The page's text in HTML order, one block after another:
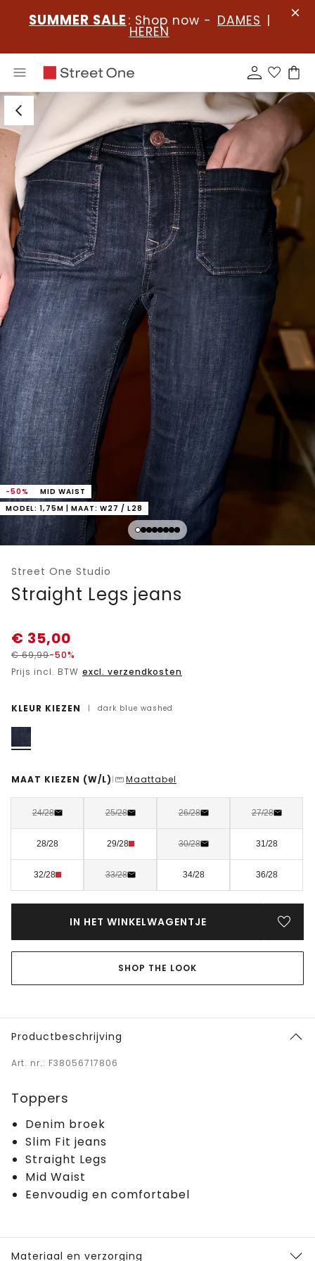
SUMMER SALE : Shop now - DAMES |
HEREN
-50%
MID WAIST
MODEL: 1,75M | MAAT: W27 / L28
Street One Studio
Straight Legs jeans
€ 35,00
€69,99-50%
Prijs incl. BTW excl. verzendkosten
KLEUR KIEZEN | dark blue washed
MAAT KIEZEN (W/L) | Maattabel
24/28 25/28 26/28 27/28
28/28 29/28 30/28 31/28
32/28 33/28 34/28 36/28
IN HET WINKELWAGENTJE
SHOP THE LOOK
Productbeschrijving
Art. nr.: F38056717806
Toppers
Denim broek
Slim Fit jeans
Straight Legs
Mid Waist
Eenvoudig en comfortabel
Materiaal en verzorging